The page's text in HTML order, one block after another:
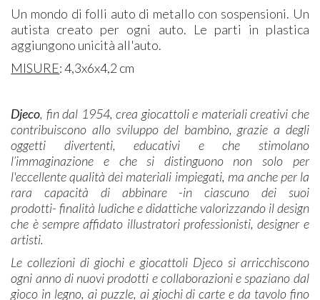
Un mondo di folli auto di metallo con sospensioni. Un
autista creato per ogni auto. Le parti in plastica
aggiungono unicità all'auto.
MISURE: 4,3x6x4,2 cm
Djeco, fin dal 1954, crea giocattoli e materiali creativi che
contribuiscono allo sviluppo del bambino, grazie a degli
oggetti divertenti, educativi e che stimolano
l’immaginazione e che si distinguono non solo per
l'eccellente qualità dei materiali impiegati, ma anche per la
rara capacità di abbinare -in ciascuno dei suoi
prodotti- finalità ludiche e didattiche valorizzando il design
che è sempre affidato illustratori professionisti, designer e
artisti.
Le collezioni di giochi e giocattoli Djeco si arricchiscono
ogni anno di nuovi prodotti e collaborazioni e spaziano dal
gioco in legno, ai puzzle, ai giochi di carte e da tavolo fino